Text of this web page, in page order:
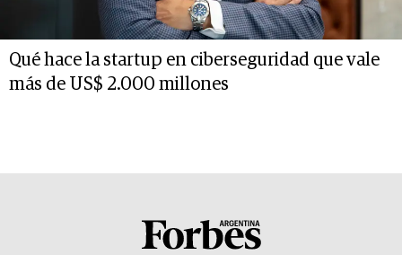
Qué hace la startup en ciberseguridad que vale
más de US$ 2.000 millones